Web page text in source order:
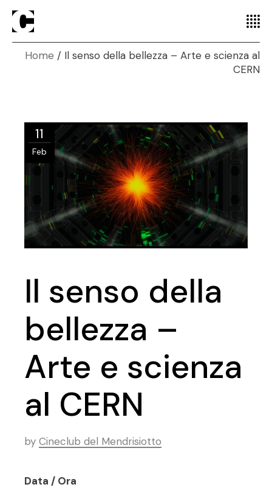
Home
Il senso della bellezza – Arte e scienza al
CERN
11
Feb
Il senso della
bellezza –
Arte e scienza
al CERN
by Cineclub del Mendrisiotto
Data / Ora